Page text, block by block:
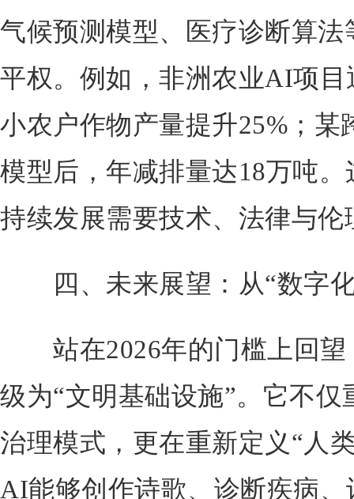
气候预测模型、医疗诊断算
平权。例如，非洲农业AI项
小农户作物产量提升25%；
模型后，年减排量达18万吨
持续发展需要技术、法律与伦
四、未来展望：从“数字化
站在2026年的门槛上回望
级为“文明基础设施”。它不
治理模式，更在重新定义“人
AI能够创作诗歌、诊断疾病